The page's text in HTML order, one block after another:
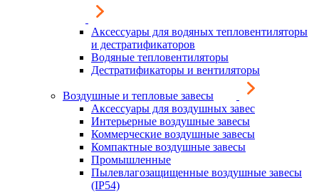
Аксессуары для водяных тепловентиляторы
и дестратификаторов
Водяные тепловентиляторы
Дестратификаторы и вентиляторы
Воздушные и тепловые завесы
Аксессуары для воздушных завес
Интерьерные воздушные завесы
Коммерческие воздушные завесы
Компактные воздушные завесы
Промышленные
Пылевлагозащищенные воздушные завесы
(IP54)